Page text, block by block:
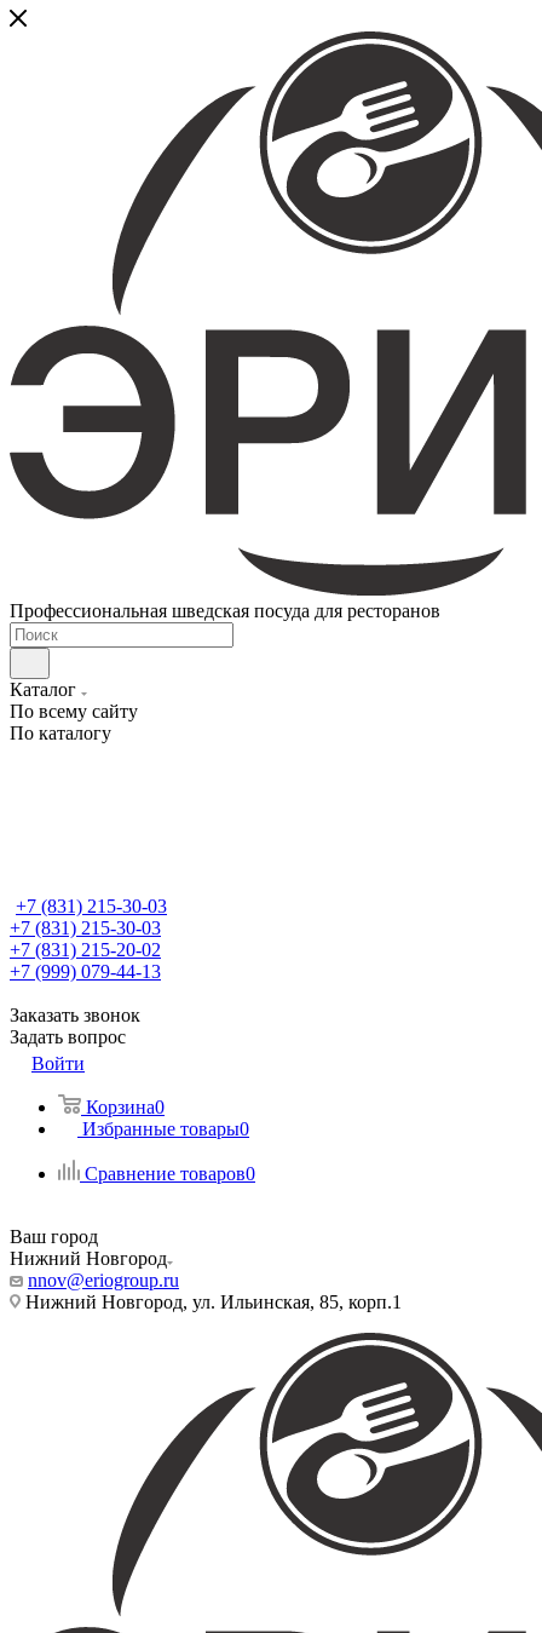
Профессиональная шведская посуда для ресторанов
Каталог
По всему сайту
По каталогу
+7 (831) 215-30-03
+7 (831) 215-30-03
+7 (831) 215-20-02
+7 (999) 079-44-13
Заказать звонок
Задать вопрос
Войти
Корзина0
Избранные товары0
Сравнение товаров0
Ваш город
Нижний Новгород
nnov@eriogroup.ru
Нижний Новгород, ул. Ильинская, 85, корп.1